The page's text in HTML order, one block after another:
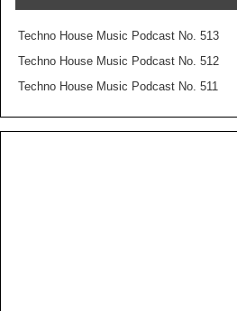
Techno House Music Podcast No. 513
Techno House Music Podcast No. 512
Techno House Music Podcast No. 511